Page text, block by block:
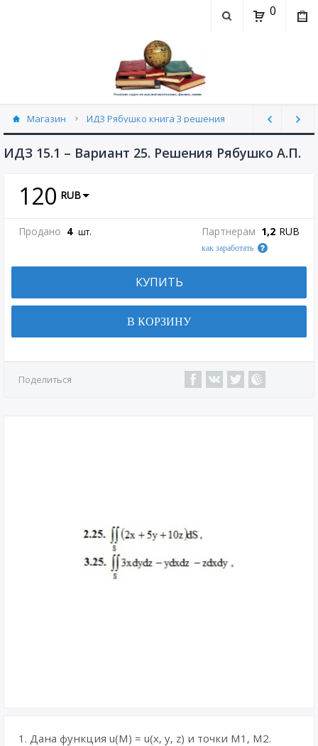
0
Магазин
ИДЗ Рябушко книга 3 решения
ИДЗ 15.1 часть 3 Рябушко (30)
ИДЗ 15.1 – Вариант 25. Решения Рябушко А.П.
120 RUB
Продано 4 шт. Партнерам 1,2 RUB
как заработать
КУПИТЬ
В КОРЗИНУ
Поделиться
1. Дана функция u(M) = u(x, y, z) и точки M1, M2.